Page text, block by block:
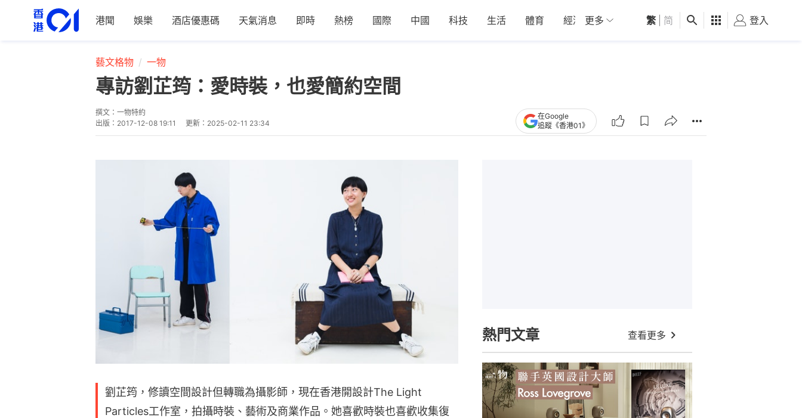
港聞 娛樂 酒店優惠碼 天氣消息 即時 熱榜 國際 中國 科技 生活 體育 經濟 01深圳 觀點 健康 好食玩飛
更多 繁 简 登入
藝文格物 一物
專訪劉芷筠：愛時裝，也愛簡約空間
撰文： 一物特約
出版： 2017-12-08 19:11 更新： 2025-02-11 23:34
在Google
追蹤《香港01》
劉芷筠，修讀空間設計但轉職為攝影師，現在香港開設計The Light
Particles工作室，拍攝時裝、藝術及商業作品。她喜歡時裝也喜歡收集復
熱門文章 查看更多